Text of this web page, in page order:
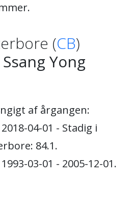
(CB)
Ssang Yong
af årgangen:
04-01 - Stadig i
84.1.
03-01 - 2005-12-01.